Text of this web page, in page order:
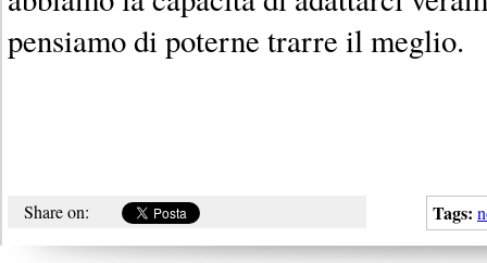
pensiamo di poterne trarre il meglio.
Tags:
Share on: